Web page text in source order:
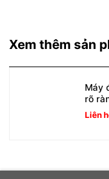
Xem thêm sản
Máy
rõ
Liên